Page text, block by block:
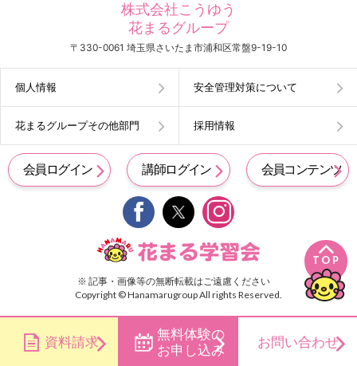
TOP
株式会社こうゆう
花まるグループ
〒330-0061 埼玉県さいたま市浦和区常盤9-19-10
個人情報 安全管理対策について
花まるグループその他部門 採用情報
会員ログイン 講師ログイン 会員コンテンツ
 
※ 記事・画像等の無断転載はご遠慮ください
Copyright © Hanamarugroup All rights Reserved.
資料請求
無料体験の
お申し込み
お問い合わせ